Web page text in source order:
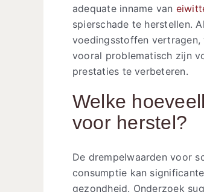
adequate inname van
spierschade te herstellen.
voedingsstoffen
vooral problematisch zijn
prestaties te verbeteren.
Welke
voor herstel?
De drempelwaarden voor
consumptie kan
gezondheid. Onderzoek